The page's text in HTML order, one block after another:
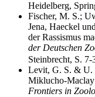
Heidelberg,
Fischer, M. S.;
Jena, Haeckel
der Rassismus
der Deutschen
Steinbrecht, S. 7-
Levit, G. S. & U.
Miklucho-Maclay
Frontiers in